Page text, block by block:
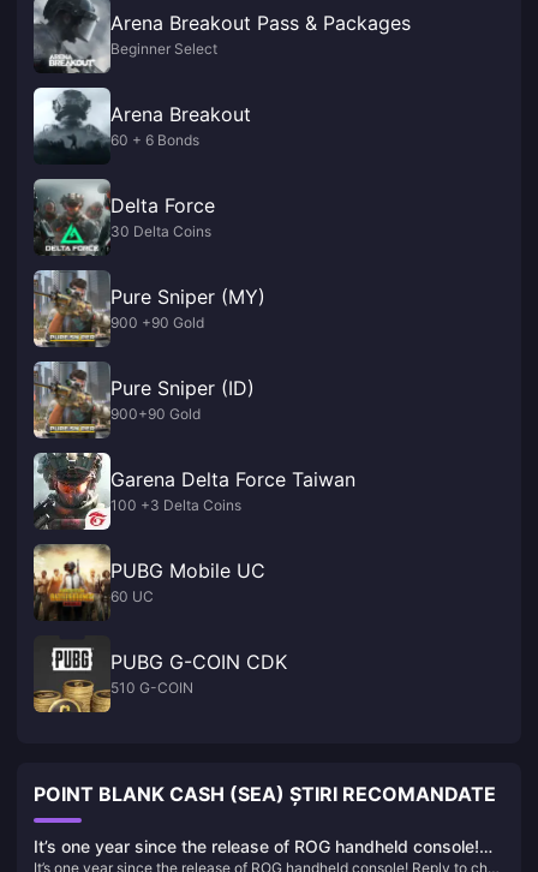
Arena Breakout Pass & Packages
Beginner Select
Arena Breakout
60 + 6 Bonds
Delta Force
30 Delta Coins
Pure Sniper (MY)
900 +90 Gold
Pure Sniper (ID)
900+90 Gold
Garena Delta Force Taiwan
100 +3 Delta Coins
PUBG Mobile UC
60 UC
PUBG G-COIN CDK
510 G-COIN
POINT BLANK CASH (SEA) ȘTIRI RECOMANDATE
It’s one year since the release of ROG handheld console!
It’s one year since the release of ROG handheld console! Reply to chat